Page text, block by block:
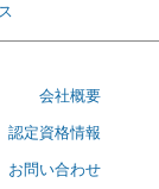
会社概要
認定資格情報
お問い合わせ